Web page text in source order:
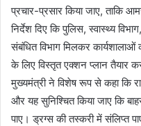
प्रचार-प्रसार किया जाए, ताकि
निर्देश दिए कि पुलिस, स्वास्थ्य
संबंधित विभाग मिलकर
के लिए विस्तृत एक्शन प्लान
मुख्यमंत्री ने विशेष रूप से कहा कि
और यह सुनिश्चित किया जाए कि
पाए। ड्रग्स की तस्करी में संलिप्त